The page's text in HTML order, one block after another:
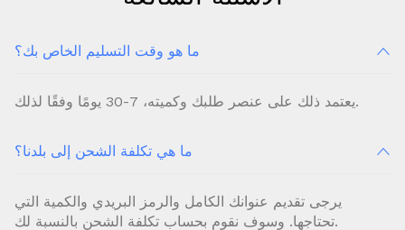
ما هو وقت التسليم الخاص بك؟
يعتمد ذلك على عنصر طلبك وكميته، 7-30 يومًا وفقًا لذلك.
ما هي تكلفة الشحن إلى بلدنا؟
يرجى تقديم عنوانك الكامل والرمز البريدي والكمية التي
تحتاجها. وسوف نقوم بحساب تكلفة الشحن بالنسبة لك.